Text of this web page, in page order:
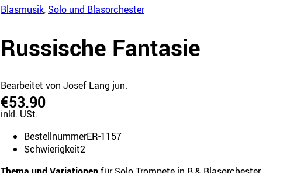
Blasmusik, Solo und Blasorchester
Russische Fantasie
Bearbeitet von Josef Lang jun.
€53.90
inkl. USt.
BestellnummerER-1157
Schwierigkeit2